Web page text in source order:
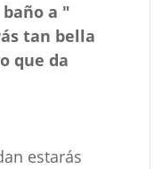
a "
tan bella
que da
estarás